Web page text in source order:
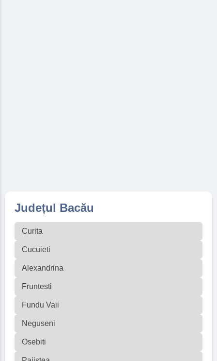
Județul Bacău
Curita
Cucuieti
Alexandrina
Fruntesti
Fundu Vaii
Neguseni
Osebiti